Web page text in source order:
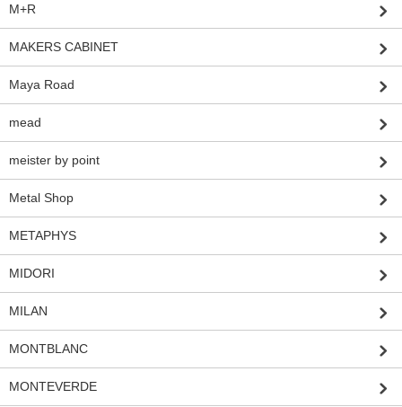
M+R
MAKERS CABINET
Maya Road
mead
meister by point
Metal Shop
METAPHYS
MIDORI
MILAN
MONTBLANC
MONTEVERDE